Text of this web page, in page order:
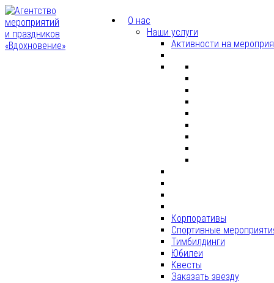
О нас
Наши услуги
Активности на
Корпоративы
Спортивные
Тимбилдинги
Юбилеи
Квесты
Заказать звезду